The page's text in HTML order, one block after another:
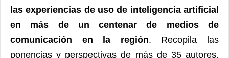
las experiencias de uso de inteligencia artificial
en más de un centenar de medios de
comunicación en la región. Recopila las
ponencias y perspectivas de más de 35 autores,